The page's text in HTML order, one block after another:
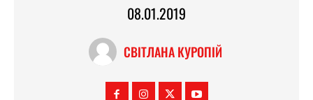
08.01.2019
СВІТЛАНА КУРОПІЙ